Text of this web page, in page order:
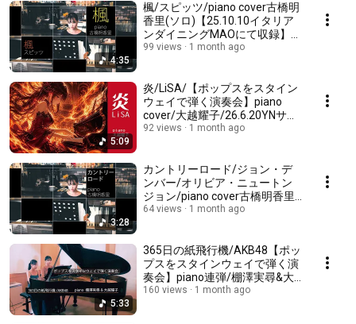
4:35
楓/スピッツ/piano cover古橋明
香里(ソロ)【25.10.10イタリア
ンダイニングMAOにて収録】/
イベントカフェEventCafe/ピア
99 views 1 month ago
5:09
炎/LiSA/【ポップスをスタイン
ウェイで弾く演奏会】piano
cover/大越耀子/26.6.20YNサロ
ンホール(千葉県成田市)にて収
92 views 1 month ago
3:28
カントリーロード/ジョン・デ
ンバー/オリビア・ニュートン
ジョン/piano cover古橋明香里
(ソロ)/25.10.10イタリアンダイ
64 views 1 month ago
5:33
365日の紙飛行機/AKB48【ポッ
プスをスタインウェイで弾く演
奏会】piano連弾/棚澤実尋&大
越耀子/26.6.20YNサロンホール
160 views 1 month ago